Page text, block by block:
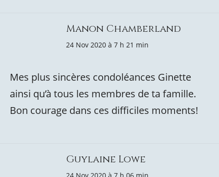
Manon Chamberland
24 Nov 2020 à 7 h 21 min
Mes plus sincères condoléances Ginette
ainsi qu’à tous les membres de ta famille.
Bon courage dans ces difficiles moments!
Guylaine Lowe